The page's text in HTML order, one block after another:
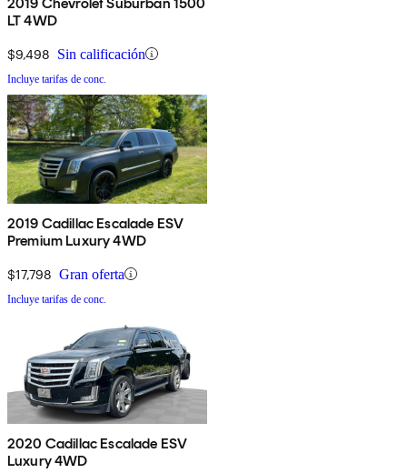
LT 4WD
$9,498 Sin calificación
Incluye tarifas de conc.
2019 Cadillac Escalade ESV
Premium Luxury 4WD
$17,798 Gran oferta
Incluye tarifas de conc.
2020 Cadillac Escalade ESV
Luxury 4WD